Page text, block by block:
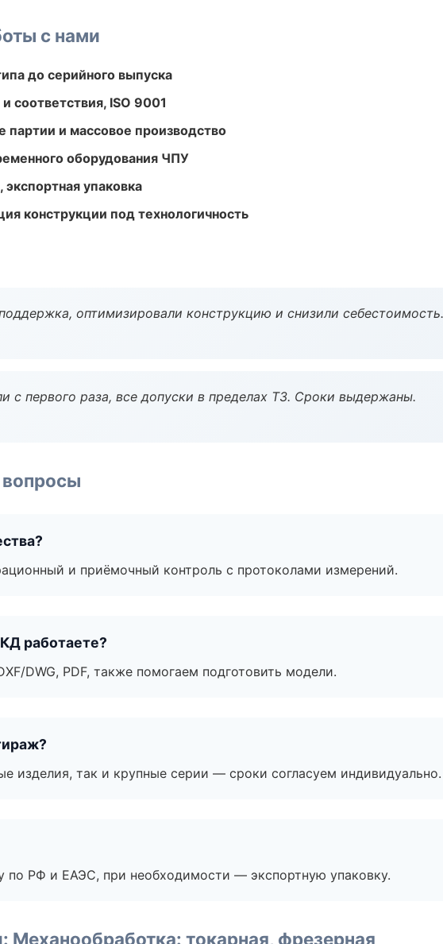
с нами
до серийного выпуска
соответствия, ISO 9001
партии и массовое производство
оборудования ЧПУ
упаковка
конструкции под технологичность
оптимизировали конструкцию и снизили себестоимость.
с первого раза, все допуски в пределах ТЗ. Сроки выдержаны.
и приёмочный контроль с протоколами измерений.
работаете?
DWG, PDF, также помогаем подготовить модели.
изделия, так и крупные серии — сроки согласуем индивидуально.
по РФ и ЕАЭС, при необходимости — экспортную упаковку.
Механообработка: токарная, фрезерная